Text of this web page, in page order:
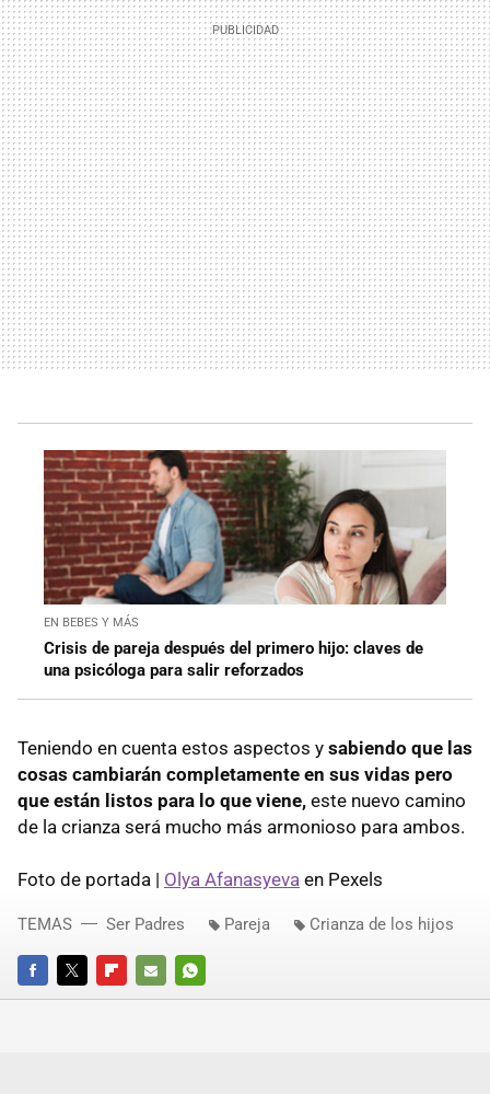
EN BEBES Y MÁS
Crisis de pareja después del primero hijo: claves de
una psicóloga para salir reforzados
Teniendo en cuenta estos aspectos y sabiendo que las
cosas cambiarán completamente en sus vidas pero
que están listos para lo que viene, este nuevo camino
de la crianza será mucho más armonioso para ambos.
Foto de portada | Olya Afanasyeva en Pexels
FACEBOOKTWITTERFLIPBOARD
E-
WHATSAPP
TEMAS Ser Padres Pareja Crianza de los hijos